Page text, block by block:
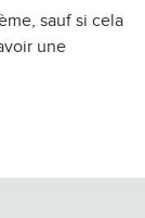
sauf si cela
une